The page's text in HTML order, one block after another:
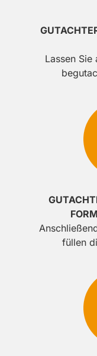
Lassen Sie
füllen